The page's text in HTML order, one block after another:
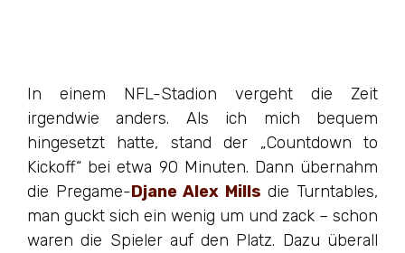
In einem NFL-Stadion vergeht die Zeit
irgendwie anders. Als ich mich bequem
hingesetzt hatte, stand der „Countdown to
Kickoff“ bei etwa 90 Minuten. Dann übernahm
die Pregame-Djane Alex Mills die Turntables,
man guckt sich ein wenig um und zack – schon
waren die Spieler auf den Platz. Dazu überall